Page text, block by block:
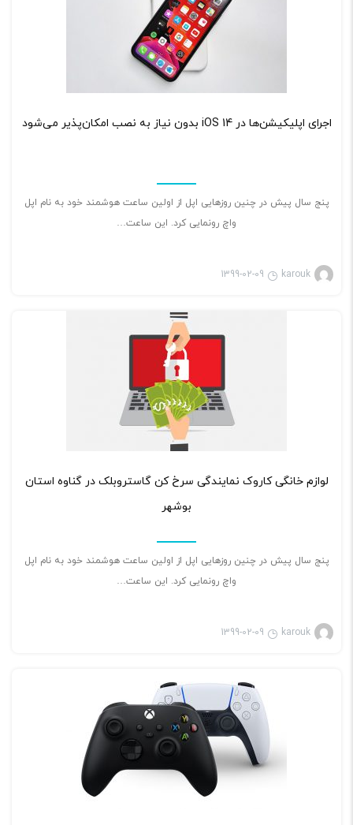
اجرای اپلیکیشن‌ها در iOS 14 بدون نیاز به نصب امکان‌پذیر می‌شود
پنج سال پیش در چنین روزهایی اپل از اولین ساعت هوشمند خود به نام اپل
واچ رونمایی کرد. این ساعت…
karouk
1399-02-09
لوازم خانگی کاروک نمایندگی سرخ کن گاستروبلک در گناوه استان
بوشهر
پنج سال پیش در چنین روزهایی اپل از اولین ساعت هوشمند خود به نام اپل
واچ رونمایی کرد. این ساعت…
karouk
1399-02-09